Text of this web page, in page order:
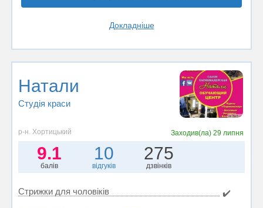
Докладніше
Натали
Студія краси
р-н. Хортицький Заходив(ла) 29 липня
9.1
балів
10
відгуків
275
дзвінків
Стрижки для чоловіків ✔️